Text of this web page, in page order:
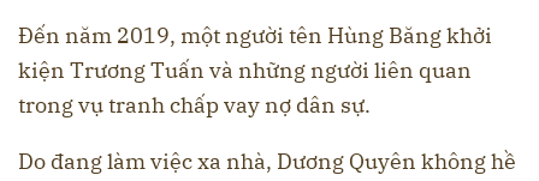
Đến năm 2019, một người tên Hùng Băng khởi
kiện Trương Tuấn và những người liên quan
trong vụ tranh chấp vay nợ dân sự.
Do đang làm việc xa nhà, Dương Quyên không hề